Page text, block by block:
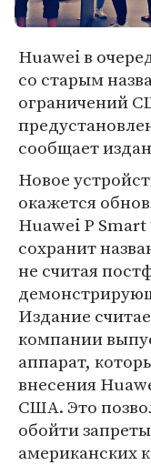
Huawei в
со старым
ограничений
сообщает
Новое
окажется
Huawei P
сохранит
не считая
Издание
компании
аппарат,
внесения
США. Это
обойти
американских